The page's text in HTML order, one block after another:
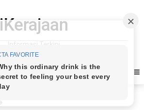
iKerajaan
Informasi Terkini